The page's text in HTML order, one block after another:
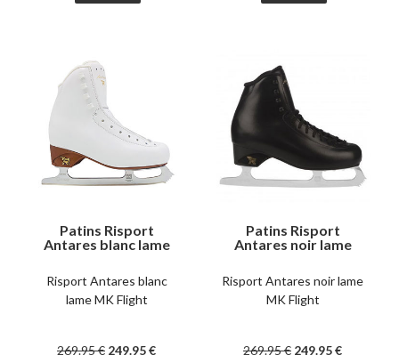
Patins Risport
Antares blanc lame
Risport Antares blanc
lame MK Flight
269.95€ 249.95€
Patins Risport
Antares noir lame
Risport Antares noir lame
MK Flight
269.95€ 249.95€